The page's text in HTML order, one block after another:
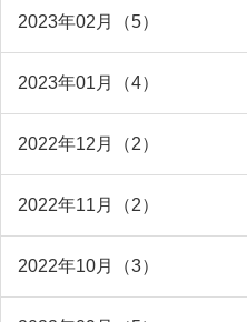
2023年02月（5）
2023年01月（4）
2022年12月（2）
2022年11月（2）
2022年10月（3）